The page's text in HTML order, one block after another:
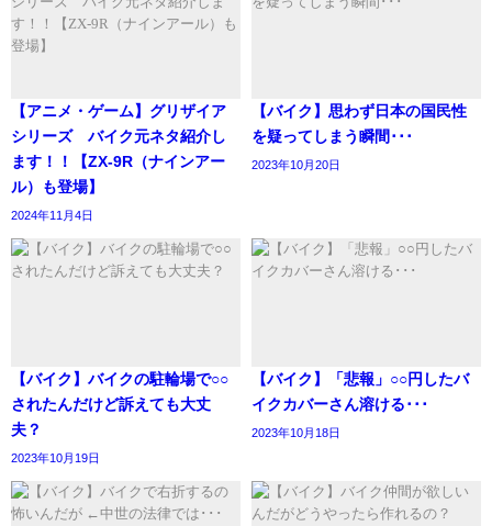
【アニメ・ゲーム】グリザイア
シリーズ バイク元ネタ紹介し
ます！！【ZX-9R（ナインアー
ル）も登場】
2024年11月4日
【バイク】思わず日本の国民性
を疑ってしまう瞬間･･･
2023年10月20日
【バイク】バイクの駐輪場で○○
されたんだけど訴えても大丈
夫？
2023年10月19日
【バイク】「悲報」○○円したバ
イクカバーさん溶ける･･･
2023年10月18日